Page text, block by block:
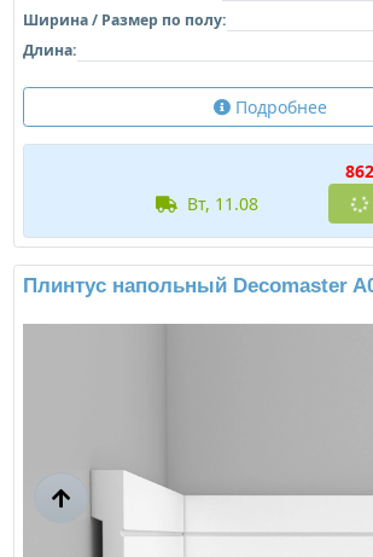
Ширина / Размер по полу:
Длина:
Подробнее
вт, 11.08
Плинтус напольный Decomaster